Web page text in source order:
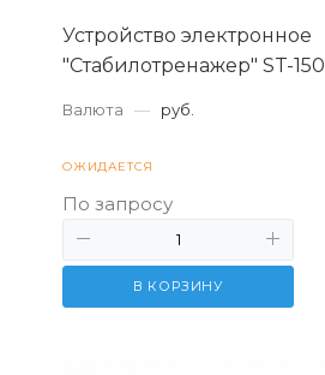
Устройство электронное
"Стабилотренажер" ST-150
Валюта — руб.
ОЖИДАЕТСЯ
По запросу
В КОРЗИНУ